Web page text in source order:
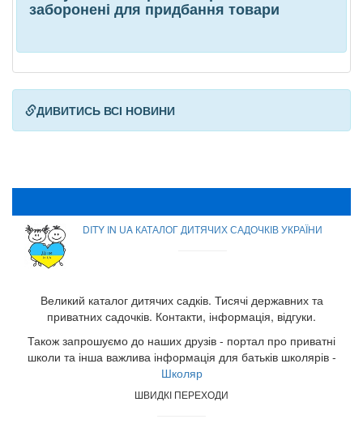
заборонені для придбання товари
ДИВИТИСЬ ВСІ НОВИНИ
DITY IN UA КАТАЛОГ ДИТЯЧИХ САДОЧКІВ УКРАЇНИ
Великий каталог дитячих садків. Тисячі державних та
приватних садочків. Контакти, інформація, відгуки.
Також запрошуємо до наших друзів - портал про приватні
школи та інша важлива інформація для батьків школярів -
Школяр
ШВИДКІ ПЕРЕХОДИ